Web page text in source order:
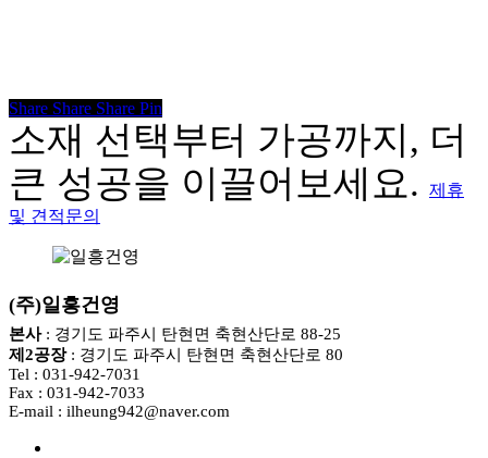
Share
Share Share Share Pin
소재 선택부터 가공까지, 더
큰 성공을 이끌어보세요.
제휴
및 견적문의
(주)일흥건영
본사: 경기도 파주시 탄현면 축현산단로 88-25
제2공장: 경기도 파주시 탄현면 축현산단로 80
Tel : 031-942-7031
Fax : 031-942-7033
E-mail : ilheung942@naver.com